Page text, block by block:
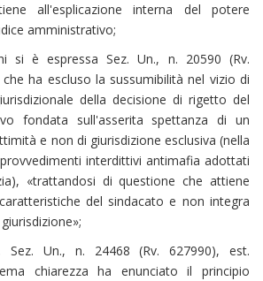
all'esplicazione interna del potere
amministrativo;
si è espressa Sez. Un., n. 20590 (Rv.
ha escluso la sussumibilità nel vizio di
della decisione di rigetto del
fondata sull'asserita spettanza di un
e non di giurisdizione esclusiva (nella
interdittivi antimafia adottati
«trattandosi di questione che attiene
del sindacato e non integra
Un., n. 24468 (Rv. 627990), est.
chiarezza ha enunciato il principio